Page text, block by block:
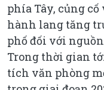
phía Tây, củng
hành lang tăng
phố đối với
Trong thời gian
tích văn phòng